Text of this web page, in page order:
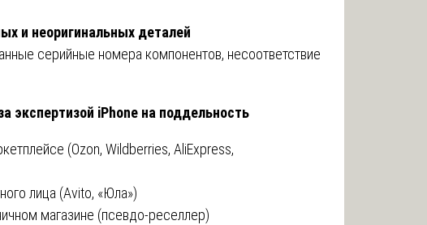
и неоригинальных деталей
серийные номера компонентов, несоответствие
экспертизой iPhone на поддельность
(Ozon, Wildberries, AliExpress,
лица (Avito, «Юла»)
магазине (псевдо-реселлер)